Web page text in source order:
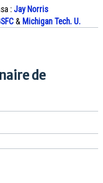
: Jay Norris
& Michigan Tech. U.
de